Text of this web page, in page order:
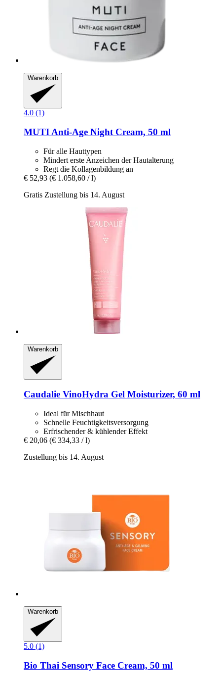
Warenkorb
4.0 (1)
MUTI Anti-​Age Night Cream, 50 ml
Für alle Hauttypen
Mindert erste Anzeichen der Hautalterung
Regt die Kollagenbildung an
€ 52,93 (€ 1.058,60 / l)
Gratis Zustellung bis 14. August
Warenkorb
Caudalie VinoHydra Gel Moisturizer, 60 ml
Ideal für Mischhaut
Schnelle Feuchtigkeitsversorgung
Erfrischender & kühlender Effekt
€ 20,06 (€ 334,33 / l)
Zustellung bis 14. August
Warenkorb
5.0 (1)
Bio Thai Sensory Face Cream, 50 ml